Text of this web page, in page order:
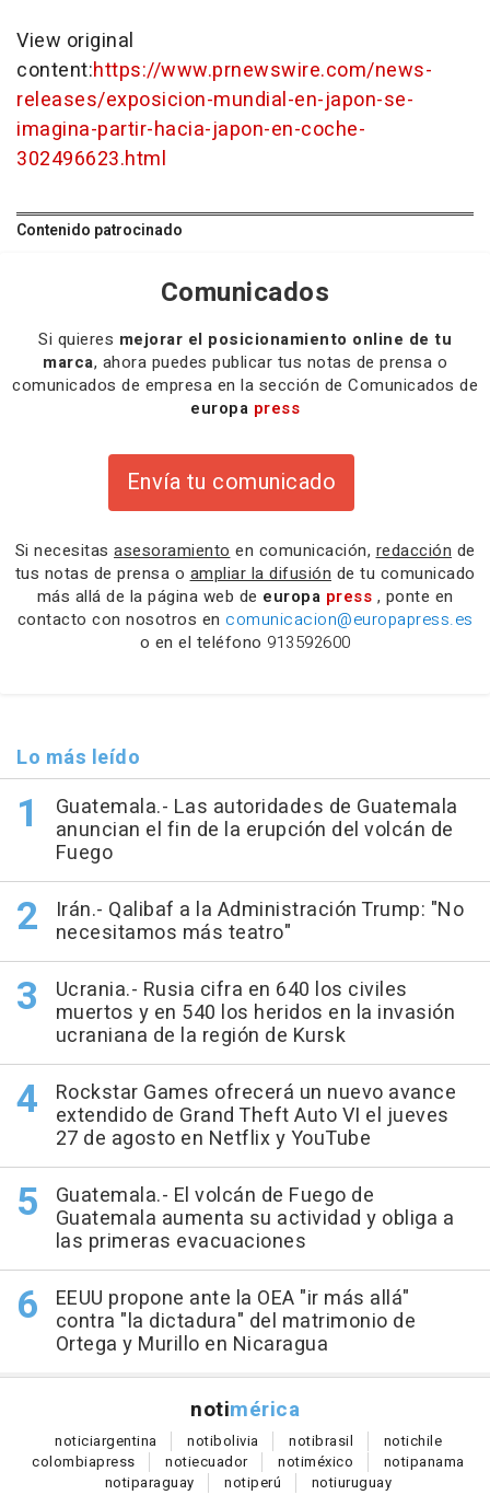
View original
content:https://www.prnewswire.com/news-
releases/exposicion-mundial-en-japon-se-
imagina-partir-hacia-japon-en-coche-
302496623.html
Contenido patrocinado
Comunicados
Si quieres mejorar el posicionamiento online de tu
marca, ahora puedes publicar tus notas de prensa o
comunicados de empresa en la sección de Comunicados de
europa press
Envía tu comunicado
Si necesitas asesoramiento en comunicación, redacción de
tus notas de prensa o ampliar la difusión de tu comunicado
más allá de la página web de europa press , ponte en
contacto con nosotros en comunicacion@europapress.es
o en el teléfono 913592600
Lo más leído
Guatemala.- Las autoridades de Guatemala
anuncian el fin de la erupción del volcán de
Fuego
Irán.- Qalibaf a la Administración Trump: "No
necesitamos más teatro"
Ucrania.- Rusia cifra en 640 los civiles
muertos y en 540 los heridos en la invasión
ucraniana de la región de Kursk
Rockstar Games ofrecerá un nuevo avance
extendido de Grand Theft Auto VI el jueves
27 de agosto en Netflix y YouTube
Guatemala.- El volcán de Fuego de
Guatemala aumenta su actividad y obliga a
las primeras evacuaciones
EEUU propone ante la OEA "ir más allá"
contra "la dictadura" del matrimonio de
Ortega y Murillo en Nicaragua
notimérica
noticiargentina notibolivia notibrasil notichile
colombiapress notiecuador notiméxico notipanama
notiparaguay notiperú notiuruguay